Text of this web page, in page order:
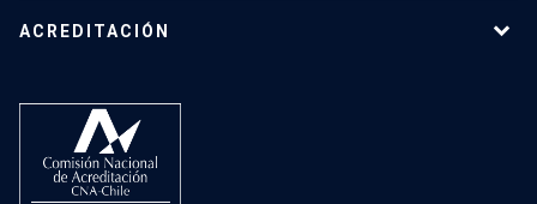
ACREDITACIÓN